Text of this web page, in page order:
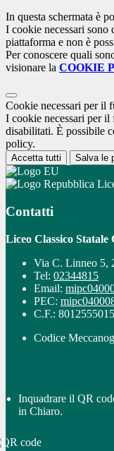
In questa schermata è
I cookie necessari
piattaforma e non è
Per conoscere quali
visionare la COOKIE
Cookie necessari per il
I cookie necessari per il
disabilitati. È possibile
policy.
Accetta tutti Salva le
Contatti
Liceo Classico Statale
Via C. Linneo 5,
Tel: 02344815
Email:
PEC:
C.F.:
Codice
Inquadrare il QR
in Chiaro.